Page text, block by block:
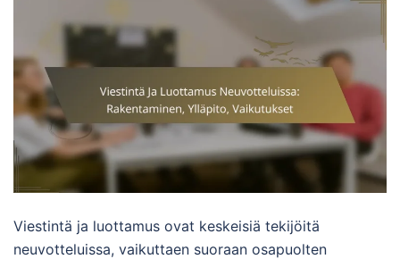
Viestintä ja luottamus ovat keskeisiä tekijöitä
neuvotteluissa, vaikuttaen suoraan osapuolten